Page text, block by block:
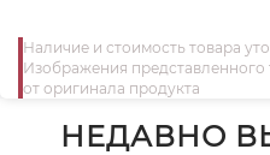
Наличие и стоимость товара
Изображения представленного
от оригинала продукта
НЕДАВНО